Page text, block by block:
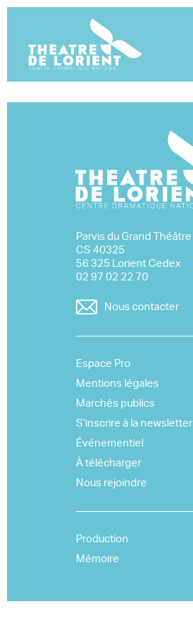
Visite virtuelle
Parvis du Grand Théâtre
CS 40325
56 325 Lorient Cedex
02 97 02 22 70
Nous contacter
Espace Pro
Mentions légales
Marchés publics
S’inscrire à la newsletter
Événementiel
À télécharger
Nous rejoindre
Production
Mémoire